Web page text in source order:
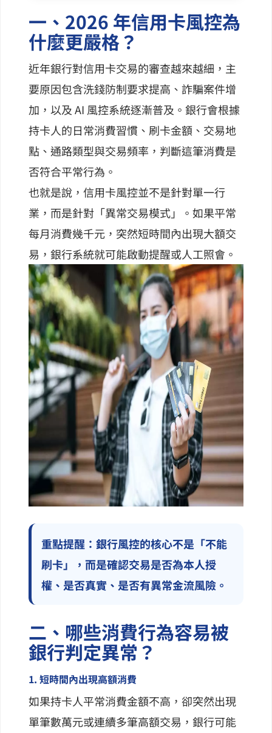
一、2026 年信用卡風控為
什麼更嚴格？
近年銀行對信用卡交易的審查越來越細，主
要原因包含洗錢防制要求提高、詐騙案件增
加，以及 AI 風控系統逐漸普及。銀行會根據
持卡人的日常消費習慣、刷卡金額、交易地
點、通路類型與交易頻率，判斷這筆消費是
否符合平常行為。
也就是說，信用卡風控並不是針對單一行
業，而是針對「異常交易模式」。如果平常
每月消費幾千元，突然短時間內出現大額交
易，銀行系統就可能啟動提醒或人工照會。
重點提醒：銀行風控的核心不是「不能
刷卡」，而是確認交易是否為本人授
權、是否真實、是否有異常金流風險。
二、哪些消費行為容易被
銀行判定異常？
1. 短時間內出現高額消費
如果持卡人平常消費金額不高，卻突然出現
單筆數萬元或連續多筆高額交易，銀行可能